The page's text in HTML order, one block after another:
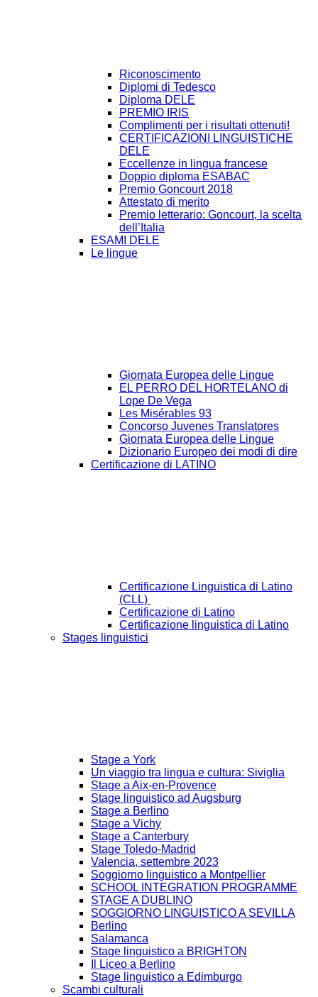
Riconoscimento
Diplomi di Tedesco
Diploma DELE
PREMIO IRIS
Complimenti per i risultati ottenuti!
CERTIFICAZIONI LINGUISTICHE
DELE
Eccellenze in lingua francese
Doppio diploma ESABAC
Premio Goncourt 2018
Attestato di merito
Premio letterario: Goncourt, la scelta
dell’Italia
ESAMI DELE
Le lingue
Giornata Europea delle Lingue
EL PERRO DEL HORTELANO di
Lope De Vega
Les Misérables 93
Concorso Juvenes Translatores
Giornata Europea delle Lingue
Dizionario Europeo dei modi di dire
Certificazione di LATINO
Certificazione Linguistica di Latino
(CLL)
Certificazione di Latino
Certificazione linguistica di Latino
Stages linguistici
Stage a York
Un viaggio tra lingua e cultura: Siviglia
Stage a Aix-en-Provence
Stage linguistico ad Augsburg
Stage a Berlino
Stage a Vichy
Stage a Canterbury
Stage Toledo-Madrid
Valencia, settembre 2023
Soggiorno linguistico a Montpellier
SCHOOL INTEGRATION PROGRAMME
STAGE A DUBLINO
SOGGIORNO LINGUISTICO A SEVILLA
Berlino
Salamanca
Stage linguistico a BRIGHTON
Il Liceo a Berlino
Stage linguistico a Edimburgo
Scambi culturali